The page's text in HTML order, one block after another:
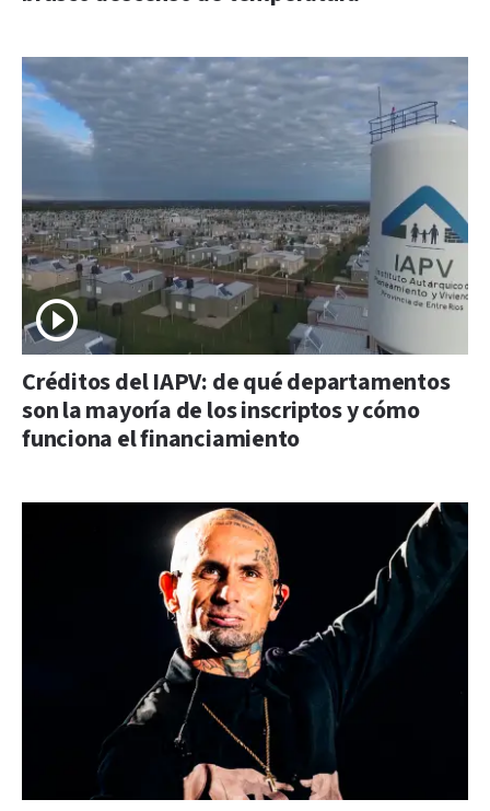
Créditos del IAPV: de qué departamentos
son la mayoría de los inscriptos y cómo
funciona el financiamiento